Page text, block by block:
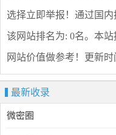
选择立即举报 ！通过国
该网站排名为: 0名。本
网站价值做参考！ 更新时
最新收录
微密圈